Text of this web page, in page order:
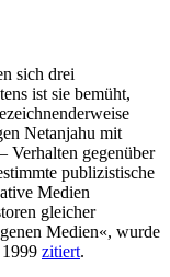
sich drei
ist sie bemüht,
Netanjahu mit
Verhalten gegenüber
publizis­tische
Medien
gleicher
Medien«, wurde
zitiert.